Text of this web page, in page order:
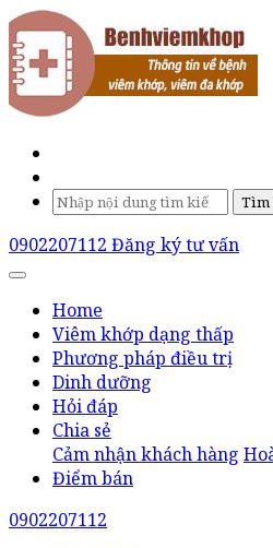
Tìm
0902207112 Đăng ký tư vấn
Home
Viêm khớp dạng thấp
Phương pháp điều trị
Dinh dưỡng
Hỏi đáp
Chia sẻ
Cảm nhận khách hàng
Điểm bán
0902207112